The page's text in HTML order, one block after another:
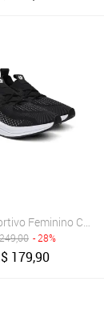
a dia Confortável
Feminino
249,00 - 28%
179,90